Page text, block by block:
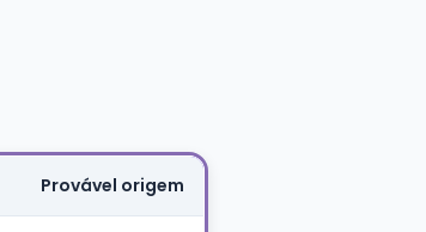
Provável origem